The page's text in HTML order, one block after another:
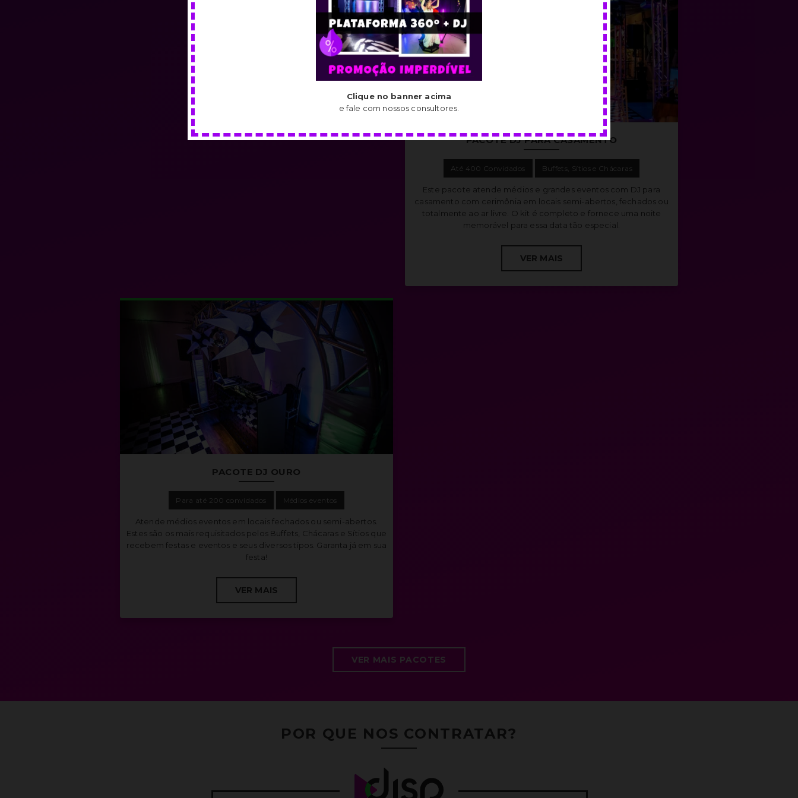
PACOTE DJ PARA CASAMENTO
Até 400 Convidados Buffets, Sítios e Chácaras
Este pacote atende médios e grandes eventos com DJ para
casamento com cerimônia em locais semi-abertos, fechados ou
totalmente ao ar livre. O kit é completo e fornece uma noite
memorável para essa data tão especial.
VER MAIS
PACOTE DJ OURO
Para até 200 convidados Médios eventos
Atende médios eventos em locais fechados ou semi-abertos.
Estes são os mais requisitados pelos Buffets, Chácaras e Sítios que
recebem festas e eventos e seus diversos tipos. Garanta já em sua
festa!
VER MAIS
VER MAIS PACOTES
POR QUE NOS CONTRATAR?
Clique no banner acima
e fale com nossos consultores.